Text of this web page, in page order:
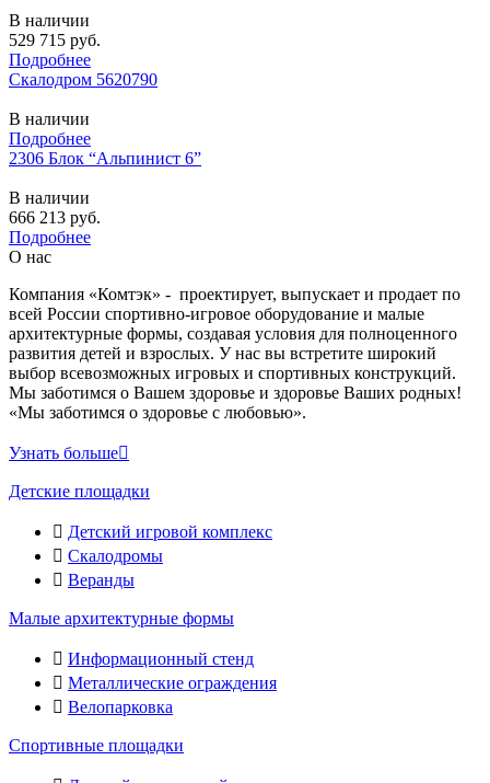
В наличии
529 715 руб.
Подробнее
Скалодром 5620790
В наличии
Подробнее
2306 Блок “Альпинист 6”
В наличии
666 213 руб.
Подробнее
О нас
Компания «Комтэк» - проектирует, выпускает и продает по
всей России спортивно-игровое оборудование и малые
архитектурные формы, создавая условия для полноценного
развития детей и взрослых. У нас вы встретите широкий
выбор всевозможных игровых и спортивных конструкций.
Мы заботимся о Вашем здоровье и здоровье Ваших родных!
«Мы заботимся о здоровье с любовью».
Узнать больше
Детские площадки
Детский игровой комплекс
Скалодромы
Веранды
Малые архитектурные формы
Информационный стенд
Металлические ограждения
Велопарковка
Спортивные площадки